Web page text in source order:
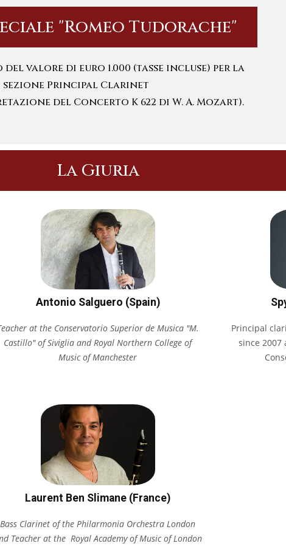
"Romeo Tudorache"
valore di euro 1.000 (tasse incluse) per la
sezione Principal Clarinet
del Concerto K 622 di W. A. Mozart).
La Giuria
Antonio Salguero (Spain)
at the Conservatorio Superior de Musica "M.
Castillo" of Siviglia and Royal Northern College of
Music of Manchester
Principal
since 2007
Laurent Ben Slimane (France)
Bass Clarinet of the Philarmonia Orchestra London
Teacher at the Royal Academy of Music of London